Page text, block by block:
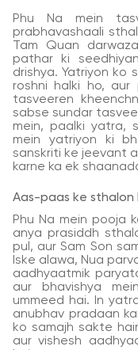
Phu Na mein
prabhavashaali
Tam Quan
pathar ki
drishya. Yatriyon ko
roshni halki ho,
tasveeren
sabse sundar
mein, paalki yatra,
mein yatriyon ki
sanskriti ke jeevant
karne ka ek
Aas-paas ke sthalon
Phu Na mein pooja
anya prasiddh
pul, aur Sam Son
Iske alawa, Nua
aadhyaatmik
aur bhavishya
ummeed hai. In
anubhav pradaan
ko samajh sakte
aur vishesh